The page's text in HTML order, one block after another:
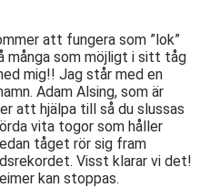
att fungera som ”lok”
som möjligt i sitt tåg
mig!! Jag står med en
Adam Alsing, som är
att hjälpa till så du slussas
vita togor som håller
tåget rör sig fram
Visst klarar vi det!
kan stoppas.